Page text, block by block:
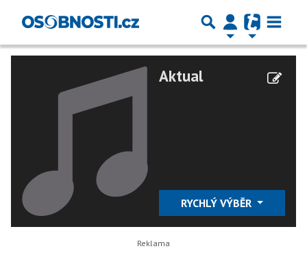
Aktual
RYCHLÝ VÝBĚR